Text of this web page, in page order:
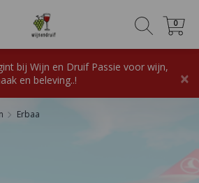
0
0
bij Wijn en Druif Passie voor wijn,
en beleving..!
×
Erbaa